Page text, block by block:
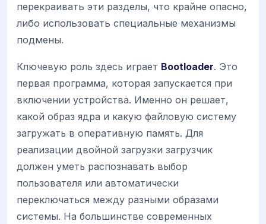
перекраивать эти разделы, что крайне опасно,
либо использовать специальные механизмы
подмены.
Ключевую роль здесь играет Bootloader. Это
первая программа, которая запускается при
включении устройства. Именно он решает,
какой образ ядра и какую файловую систему
загружать в оперативную память. Для
реализации двойной загрузки загрузчик
должен уметь распознавать выбор
пользователя или автоматически
переключаться между разными образами
системы. На большинстве современных